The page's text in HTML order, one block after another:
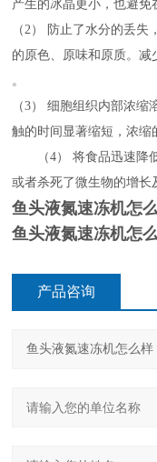
产生的冰晶更小，也避
（ 2） 防止了水分的丢失
的原色、原味和原质。
。
（3） 细胞组织内部浓缩
触的时间显著缩短，浓
（4） 将食品迅速降
或者杀死了微生物的增
鱼头液氮速冻机怎
鱼头液氮速冻机怎
产品咨询